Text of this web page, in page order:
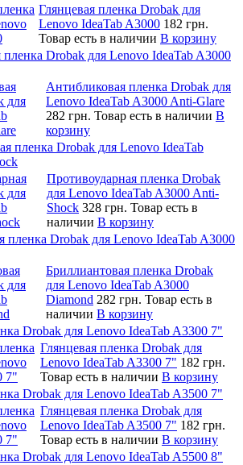
Глянцевая пленка Drobak для
Lenovo IdeaTab A3000 182 грн.
Товар есть в наличии В корзину
Drobak для Lenovo IdeaTab A3000
Антибликовая пленка Drobak для
Lenovo IdeaTab A3000 Anti-Glare
282 грн. Товар есть в наличии В
корзину
пленка Drobak для Lenovo IdeaTab
Противоударная пленка Drobak
для Lenovo IdeaTab A3000 Anti-
Shock 328 грн. Товар есть в
наличии В корзину
пленка Drobak для Lenovo IdeaTab A3000
Бриллиантовая пленка Drobak
для Lenovo IdeaTab A3000
Diamond 282 грн. Товар есть в
наличии В корзину
Drobak для Lenovo IdeaTab A3300 7"
Глянцевая пленка Drobak для
Lenovo IdeaTab A3300 7" 182 грн.
Товар есть в наличии В корзину
Drobak для Lenovo IdeaTab A3500 7"
Глянцевая пленка Drobak для
Lenovo IdeaTab A3500 7" 182 грн.
Товар есть в наличии В корзину
Drobak для Lenovo IdeaTab A5500 8"